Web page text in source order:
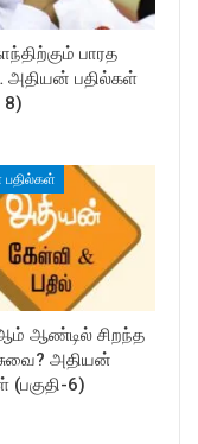
பாரத
அதியன் பதில்கள்
8)
ஆண்டில் சிறந்த
அதியன்
(பகுதி-6)